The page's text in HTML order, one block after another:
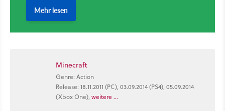
Minecraft
Genre: Action
Release: 18.11.2011 (PC), 03.09.2014 (PS4), 05.09.2014
(Xbox One), weitere ...